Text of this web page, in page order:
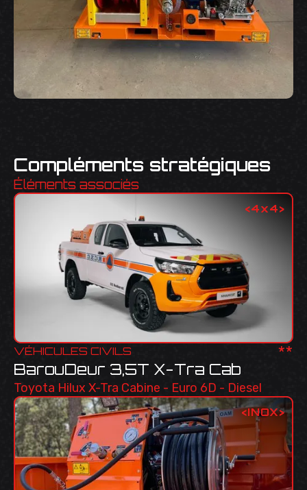
Compléments stratégiques
Éléments associés
<4x4>
VÉHICULES CIVILS
BarouDeur 3,5T X-Tra Cab
Toyota Hilux X-Tra Cabine - Euro 6D - Diesel
**
<INOX>